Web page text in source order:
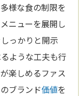
様な食の制限を
ニューを展開し
っかりと開示
ような工夫も行
楽しめるファス
のブランド価値を